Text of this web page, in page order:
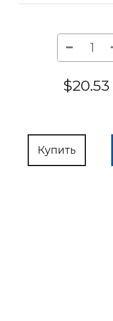
$20.53
Купить